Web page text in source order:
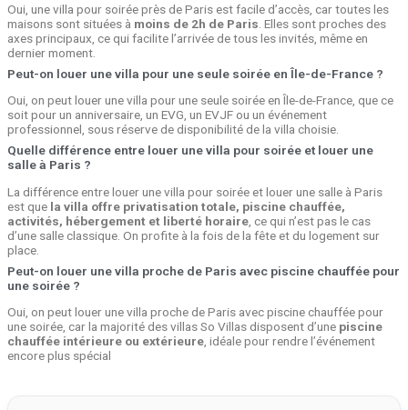
Oui, une villa pour soirée près de Paris est facile d’accès, car toutes les
maisons sont situées à moins de 2h de Paris . Elles sont proches des
axes principaux, ce qui facilite l’arrivée de tous les invités, même en
dernier moment.
Peut-on louer une villa pour une seule soirée en Île-de-France ?
Oui, on peut louer une villa pour une seule soirée en Île-de-France, que ce
soit pour un anniversaire, un EVG, un EVJF ou un événement
professionnel, sous réserve de disponibilité de la villa choisie.
Quelle différence entre louer une villa pour soirée et louer une
salle à Paris ?
La différence entre louer une villa pour soirée et louer une salle à Paris
est que la villa offre privatisation totale, piscine chauffée,
activités, hébergement et liberté horaire , ce qui n’est pas le cas
d’une salle classique. On profite à la fois de la fête et du logement sur
place.
Peut-on louer une villa proche de Paris avec piscine chauffée pour
une soirée ?
Oui, on peut louer une villa proche de Paris avec piscine chauffée pour
une soirée, car la majorité des villas So Villas disposent d’une piscine
chauffée intérieure ou extérieure, idéale pour rendre l’événement
encore plus spécial